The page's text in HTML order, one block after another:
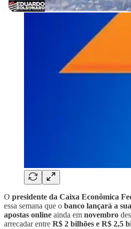
O presidente da Caixa Econômica
essa semana que o banco lançará a
apostas online ainda em novembro
arrecadar entre R$ 2 bilhões e R$ 2,5